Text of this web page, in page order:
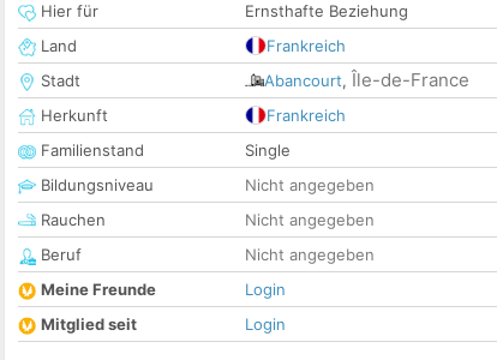
Hier für
Ernsthafte Beziehung
Land
Frankreich
Stadt
Abancourt, Île-de-France
Herkunft
Frankreich
Familienstand
Single
Bildungsniveau
Nicht angegeben
Rauchen
Nicht angegeben
Beruf
Nicht angegeben
Meine Freunde
Login
Mitglied seit
Login